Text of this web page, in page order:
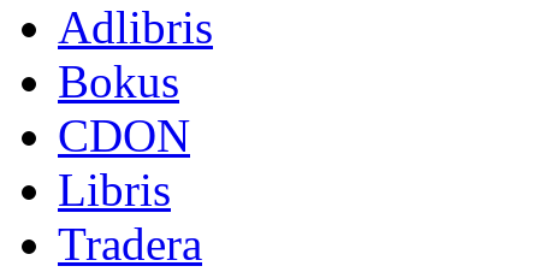
Adlibris
Bokus
CDON
Libris
Tradera